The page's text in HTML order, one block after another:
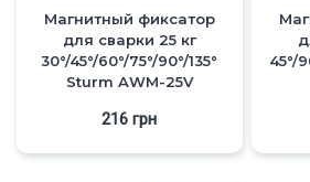
Магнитный фиксатор
для сварки 25 кг
30°/45°/60°/75°/90°/135°
Sturm AWM-25V
216грн
45°/